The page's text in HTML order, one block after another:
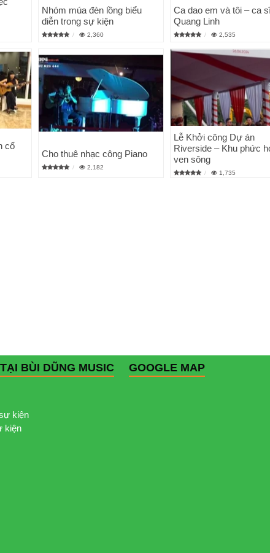
Nhóm múa đèn lồng biểu
diễn trong sự kiện
2,360
Ca dao em và tôi – ca
Quang Linh
2,535
cổ
Cho thuê nhạc công Piano
2,182
Lễ Khởi công Dự án
Riverside – Khu phức
ven sông
1,735
BÙI DŨNG MUSIC
kiện
kiện
GOOGLE MAP